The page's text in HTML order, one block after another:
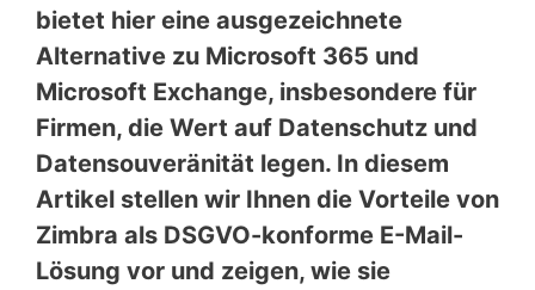
bietet hier eine ausgezeichnete
Alternative zu Microsoft 365 und
Microsoft Exchange, insbesondere für
Firmen, die Wert auf Datenschutz und
Datensouveränität legen. In diesem
Artikel stellen wir Ihnen die Vorteile von
Zimbra als DSGVO-konforme E-Mail-
Lösung vor und zeigen, wie sie